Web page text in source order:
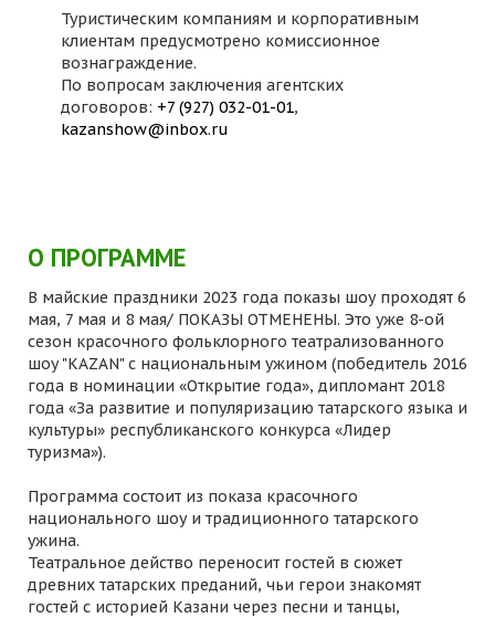
Туристическим компаниям и корпоративным
клиентам предусмотрено комиссионное
вознаграждение.
По вопросам заключения агентских
договоров: +7 (927) 032-01-01,
kazanshow@inbox.ru
О ПРОГРАММЕ
В майские праздники 2023 года показы шоу проходят 6
мая, 7 мая и 8 мая/ ПОКАЗЫ ОТМЕНЕНЫ. Это уже 8-ой
сезон красочного фольклорного театрализованного
шоу "KAZAN" с национальным ужином (победитель 2016
года в номинации «Открытие года», дипломант 2018
года «За развитие и популяризацию татарского языка и
культуры» республиканского конкурса «Лидер
туризма»).
Программа состоит из показа красочного
национального шоу и традиционного татарского
ужина.
Театральное действо переносит гостей в сюжет
древних татарских преданий, чьи герои знакомят
гостей с историей Казани через песни и танцы,